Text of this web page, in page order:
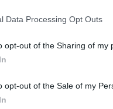
Data Processing Opt Outs
opt-out of the Sharing of my
opt-out of the Sale of my
στα
καλό
να… παίζουμε
τα δύο